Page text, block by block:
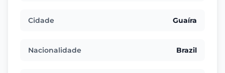
Cidade Guaíra
Nacionalidade Brazil